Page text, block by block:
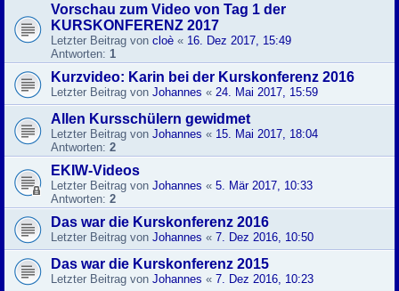
Vorschau zum Video von Tag 1 der
KURSKONFERENZ 2017
Letzter Beitrag von cloè « 16. Dez 2017, 15:49
Antworten: 1
Kurzvideo: Karin bei der Kurskonferenz 2016
Letzter Beitrag von Johannes « 24. Mai 2017, 15:59
Allen Kursschülern gewidmet
Letzter Beitrag von Johannes « 15. Mai 2017, 18:04
Antworten: 2
EKIW-Videos
Letzter Beitrag von Johannes « 5. Mär 2017, 10:33
Antworten: 2
Das war die Kurskonferenz 2016
Letzter Beitrag von Johannes « 7. Dez 2016, 10:50
Das war die Kurskonferenz 2015
Letzter Beitrag von Johannes « 7. Dez 2016, 10:23